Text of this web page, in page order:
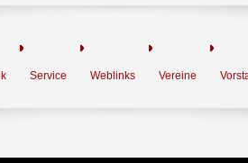
Service Weblinks Vereine